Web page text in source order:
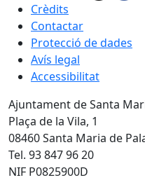
Crèdits
Contactar
Protecció de dades
Avís legal
Accessibilitat
Ajuntament de Santa
Plaça de la Vila, 1
08460 Santa Maria de
Tel. 93 847 96 20
NIF P0825900D